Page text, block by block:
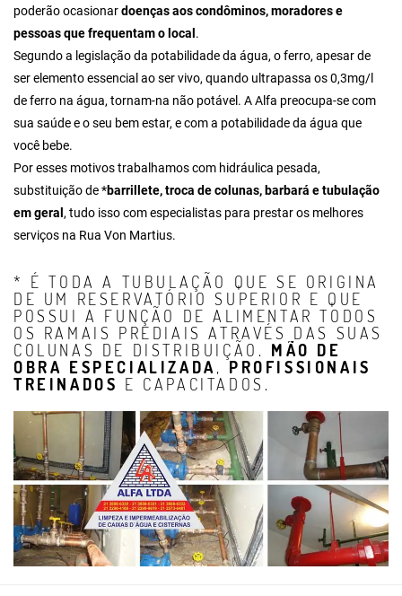
poderão ocasionardoenças aos condôminos, moradores e
pessoas que frequentam o local .
Segundo a legislação da potabilidade da água, o ferro, apesar de
ser elemento essencial ao ser vivo, quando ultrapassa os 0,3mg/l
de ferro na água, tornam-na não potável. A Alfa preocupa-se com
sua saúde e o seu bem estar, e com a potabilidade da água que
você bebe.
Por esses motivos trabalhamos com hidráulica pesada,
substituição de *barrillete, troca de colunas, barbará e tubulação
em geral , tudo isso com especialistas para prestar os melhores
serviços na Rua Von Martius.
* É TODA A TUBULAÇÃO QUE SE ORIGINA
DE UM RESERVATÓRIO SUPERIOR E QUE
POSSUI A FUNÇÃO DE ALIMENTAR TODOS
OS RAMAIS PREDIAIS ATRAVÉS DAS SUAS
COLUNAS DE DISTRIBUIÇÃO. MÃO DE
OBRA ESPECIALIZADA, PROFISSIONAIS
TREINADOS E CAPACITADOS.